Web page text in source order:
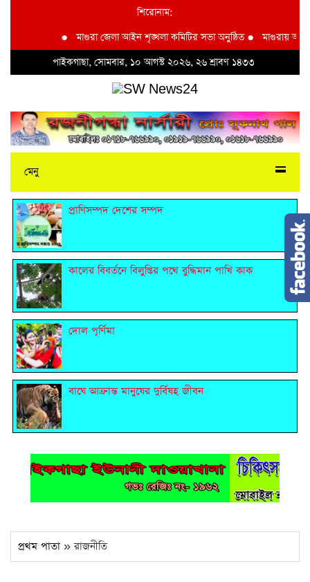
শিরোনাম:
●মাগুরা জেলা আইন শৃঙ্খলা কমিটির সভা অনুষ্ঠিত●মাগুরায়
পাইকগাছা, সোমবার, ১০ আগস্ট ২০২৬, ২৬ শ্রাবণ ১৪৩৩
মেনু
প্রাণিসম্পদ দেশের সম্পদ
কালের বিবর্তনে বিলুপ্তির পথে বুদ্ধিমান পাখি কাক
দোল পূর্ণিমা
বাঘে আক্রান্ত মানুষের দুর্বিষহ জীবন
প্রথম পাতা » রাজনীতি